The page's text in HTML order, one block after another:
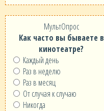
МультОпрос
Как часто вы бываете в
кинотеатре?
Каждый день
Раз в неделю
Раз в месяц
От случая к случаю
Никогда